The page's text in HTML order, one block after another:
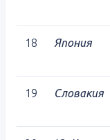
18 Япония
19 Словакия